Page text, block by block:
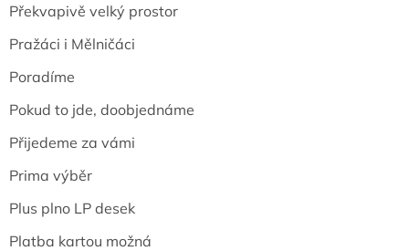
Překvapivě velký prostor
Pražáci i Mělničáci
Poradíme
Pokud to jde, doobjednáme
Přijedeme za vámi
Prima výběr
Plus plno LP desek
Platba kartou možná